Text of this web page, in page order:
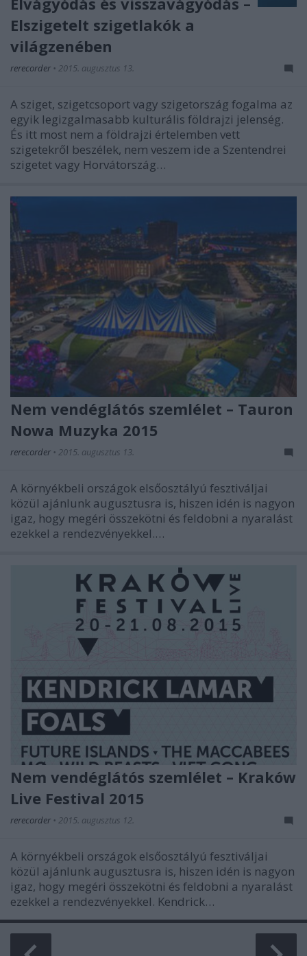
Elszigetelt szigetlakók a
világzenében
rerecorder • 2015. augusztus 13.
A sziget, szigetcsoport vagy szigetország fogalma az
egyik legizgalmasabb kulturális földrajzi jelenség.
És itt most nem a földrajzi értelemben vett
szigetekről beszélek, nem veszem ide a Szentendrei
szigetet vagy Horvátország…
Nem vendéglátós szemlélet – Tauron
Nowa Muzyka 2015
rerecorder • 2015. augusztus 13.
A környékbeli országok elsőosztályú fesztiváljai
közül ajánlunk augusztusra is, hiszen idén is nagyon
igaz, hogy megéri összekötni és feldobni a nyaralást
ezekkel a rendezvényekkel.…
Nem vendéglátós szemlélet – Kraków
Live Festival 2015
rerecorder • 2015. augusztus 12.
A környékbeli országok elsőosztályú fesztiváljai
közül ajánlunk augusztusra is, hiszen idén is nagyon
igaz, hogy megéri összekötni és feldobni a nyaralást
ezekkel a rendezvényekkel. Kendrick…